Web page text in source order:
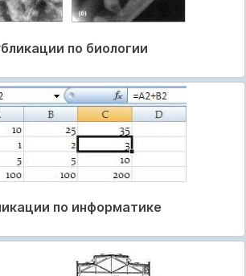
по биологии
по информатике